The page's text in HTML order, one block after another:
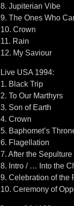
8. Jupiterian Vibe
9. The Ones Who
10. Crown
11. Rain
12. My Saviour
Live USA 1994:
1. Black Trip
2. To Our Marthyrs
3. Son of Earth
4. Crown
5. Baphomet’s
6. Flagellation
7. After the Sepulture
8. Intro / … Into the
9. Celebration of the
10. Ceremony of